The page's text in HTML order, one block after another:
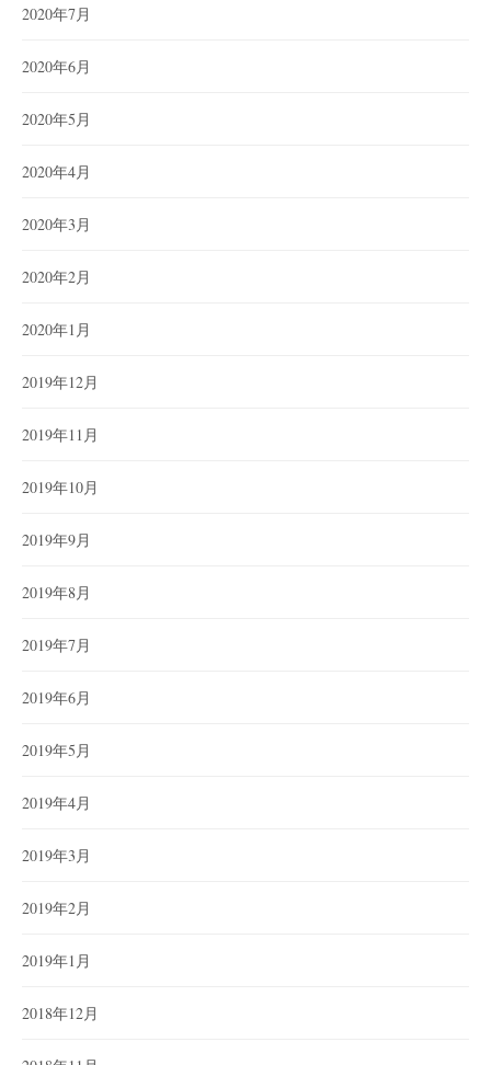
2020年7月
2020年6月
2020年5月
2020年4月
2020年3月
2020年2月
2020年1月
2019年12月
2019年11月
2019年10月
2019年9月
2019年8月
2019年7月
2019年6月
2019年5月
2019年4月
2019年3月
2019年2月
2019年1月
2018年12月